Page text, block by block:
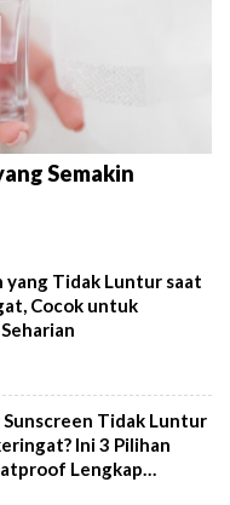
Semakin
yang Tidak Luntur saat
Cocok untuk
Sunscreen Tidak Luntur
Ini 3 Pilihan
Lengkap